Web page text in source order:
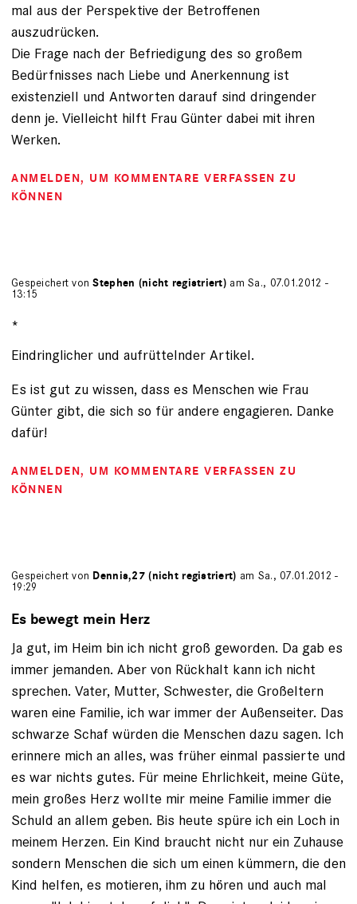
mal aus der Perspektive der Betroffenen
auszudrücken.
Die Frage nach der Befriedigung des so großem
Bedürfnisses nach Liebe und Anerkennung ist
existenziell und Antworten darauf sind dringender
denn je. Vielleicht hilft Frau Günter dabei mit ihren
Werken.
ANMELDEN, UM KOMMENTARE VERFASSEN ZU
KÖNNEN
Gespeichert vonStephen (nicht registriert) am Sa., 07.01.2012 -
13:15
*
Eindringlicher und aufrüttelnder Artikel.
Es ist gut zu wissen, dass es Menschen wie Frau
Günter gibt, die sich so für andere engagieren. Danke
dafür!
ANMELDEN, UM KOMMENTARE VERFASSEN ZU
KÖNNEN
Gespeichert von Dennis,27 (nicht registriert) am Sa., 07.01.2012 -
19:29
Es bewegt mein Herz
Ja gut, im Heim bin ich nicht groß geworden. Da gab es
immer jemanden. Aber von Rückhalt kann ich nicht
sprechen. Vater, Mutter, Schwester, die Großeltern
waren eine Familie, ich war immer der Außenseiter. Das
schwarze Schaf würden die Menschen dazu sagen. Ich
erinnere mich an alles, was früher einmal passierte und
es war nichts gutes. Für meine Ehrlichkeit, meine Güte,
mein großes Herz wollte mir meine Familie immer die
Schuld an allem geben. Bis heute spüre ich ein Loch in
meinem Herzen. Ein Kind braucht nicht nur ein Zuhause
sondern Menschen die sich um einen kümmern, die den
Kind helfen, es motieren, ihm zu hören und auch mal